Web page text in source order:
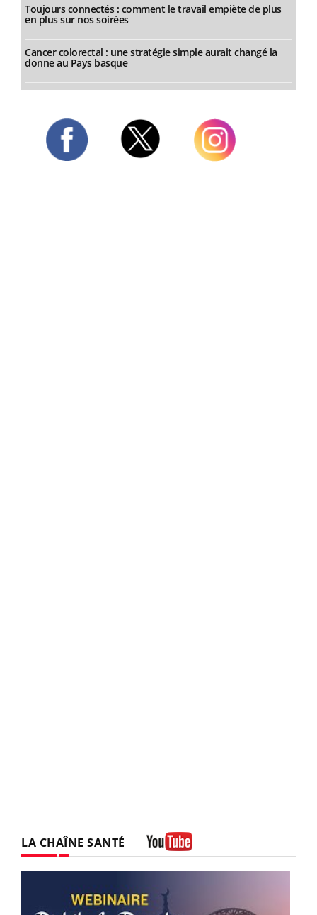
Toujours connectés : comment le travail empiète de plus
en plus sur nos soirées
Cancer colorectal : une stratégie simple aurait changé la
donne au Pays basque
LA CHAÎNE SANTÉ